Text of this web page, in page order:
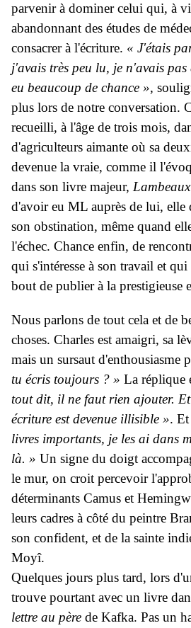
parvenir à dominer celui qui, à
abandonnant des études de
consacrer à l'écriture. « J'étais
j'avais très peu lu, je n'avais
eu beaucoup de chance »,
plus lors de notre conversation.
recueilli, à l'âge de trois mois,
d'agriculteurs aimante où sa
devenue la vraie, comme il
dans son livre majeur, Lambeaux
d'avoir eu ML auprès de lui, elle
son obstination, même quand
l'échec. Chance enfin, de
qui s'intéresse à son travail et
bout de publier à la prestigieuse
Nous parlons de tout cela et de
choses. Charles est amaigri, sa
mais un sursaut d'enthousiasme
tu écris toujours ? » La réplique
tout dit, il ne faut rien ajouter.
écriture est devenue illisible ».
livres importants, je les ai dans
là. » Un signe du doigt
le mur, on croit percevoir
déterminants Camus et
leurs cadres à côté du peintre
son confident, et de la sainte
Moyî.
Quelques jours plus tard, lors
trouve pourtant avec un livre
lettre au père de Kafka. Pas un